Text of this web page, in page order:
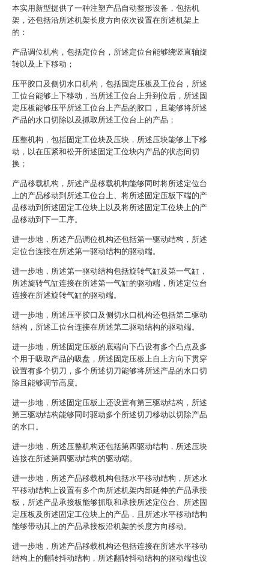
本实用新型提供了一种注塑产品自动整形设备，包括机
架，还包括沿所述机架长度方向依次设置在所述机架上
的：
产品调位机构，包括定位台，所述定位台能够绕竖直轴旋
转以及上下移动；
压平胶口及侧切水口机构，包括固定压板及工位台，所述
工位台能够上下移动，当所述工位台上升到位后，所述固
定压板能够压平所述工位台上产品的胶口，且能够将所述
产品的水口切除以及抓取所述工位台上的产品；
压整机构，包括固定工位块及压块，所述压块能够上下移
动，以在压紧和松开所述固定工位块内产品的状态间切
换；
产品移载机构，所述产品移载机构能够同时将所述定位台
上的产品移动到所述工位台上、将所述固定压板下端的产
品移动到所述固定工位块上以及将所述固定工位块上的产
品移动到下一工序。
进一步地，所述产品调位机构还包括第一驱动结构，所述
定位台连接在所述第一驱动结构的驱动端。
进一步地，所述第一驱动结构包括旋转气缸及第一气缸，
所述旋转气缸连接在所述第一气缸的驱动端，所述定位台
连接在所述旋转气缸的驱动端。
进一步地，所述压平胶口及侧切水口机构还包括第二驱动
结构，所述工位台连接在所述第二驱动结构的驱动端。
进一步地，所述固定压板的底端向下凸设有多个凸点及多
个用于吸取产品的吸盘，所述固定压板上自上方向下贯穿
设置有多个切刀，多个所述切刀能够将所述产品的水口切
除且能够调节高度。
进一步地，所述固定压板上还设置有第三驱动结构，所述
第三驱动结构能够同时驱动多个所述切刀移动以切除产品
的水口。
进一步地，所述压整机构还包括第四驱动结构，所述压块
连接在所述第四驱动结构的驱动端。
进一步地，所述产品移载机构包括水平移动结构，所述水
平移动结构上设置有多个向所述机架内部延伸的产品承接
板，所述产品承接板能够抓取和承接所述定位台、所述固
定压板及所述固定工位块上的产品，且所述水平移动结构
能够带动其上的产品承接板沿机架的长度方向移动。
进一步地，所述产品移载机构还包括连接在所述水平移动
结构上的翻转抖动结构，所述翻转抖动结构的驱动端也设